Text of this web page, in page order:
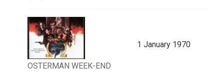
OSTERMAN WEEK-END
1 January 1970